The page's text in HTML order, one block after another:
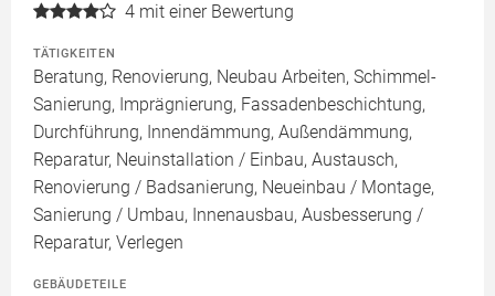
4 mit einer Bewertung
TÄTIGKEITEN
Beratung, Renovierung, Neubau Arbeiten, Schimmel-
Sanierung, Imprägnierung, Fassadenbeschichtung,
Durchführung, Innendämmung, Außendämmung,
Reparatur, Neuinstallation / Einbau, Austausch,
Renovierung / Badsanierung, Neueinbau / Montage,
Sanierung / Umbau, Innenausbau, Ausbesserung /
Reparatur, Verlegen
GEBÄUDETEILE